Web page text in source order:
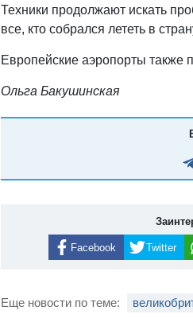
Техники продолжают искать
все, кто собрался лететь в
Европейские аэропорты также
Ольга Бакушинская
Facebook Twitter
Еще новости по теме: